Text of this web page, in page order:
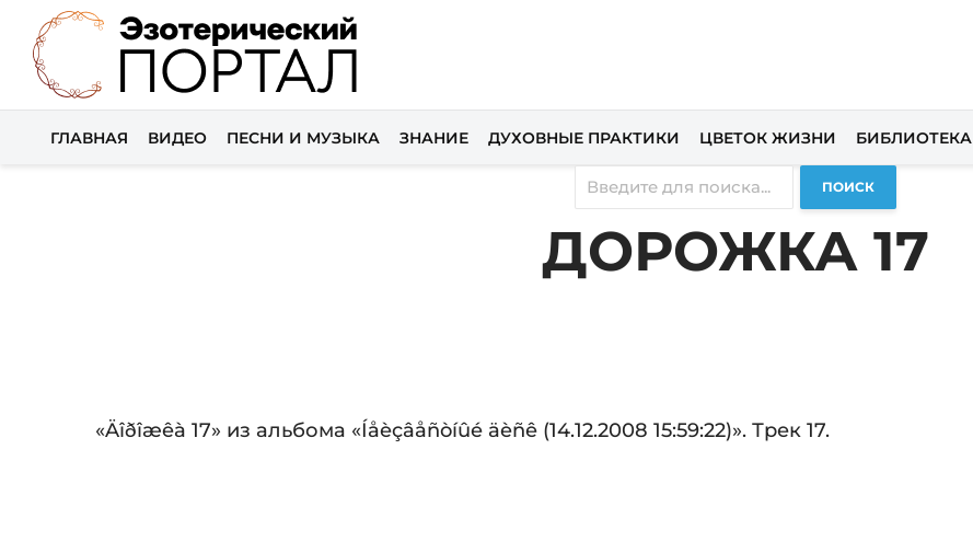
ГЛАВНАЯ ВИДЕО ПЕСНИ И МУЗЫКА ЗНАНИЕ ДУХОВНЫЕ ПРАКТИКИ ЦВЕТОК ЖИЗНИ БИБЛИОТЕКА
ПОИСК
ДОРОЖКА 17
Audio
«Äîðîæêà 17» из альбома «Íåèçâåñòíûé äèñê (14.12.2008 15:59:22)». Трек 17.